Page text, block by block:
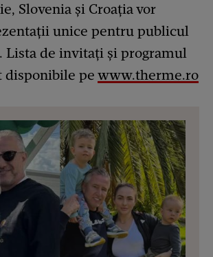
Slovenia și Croația vor
unice pentru publicul
Lista de invitați și programul
disponibile pe www.therme.ro